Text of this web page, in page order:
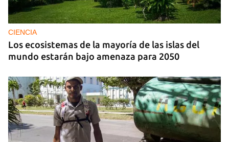
CIENCIA
Los ecosistemas de la mayoría de las islas del
mundo estarán bajo amenaza para 2050